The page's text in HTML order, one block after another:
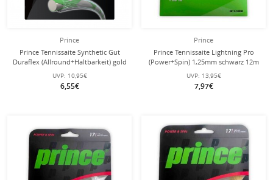
Prince
Prince Tennissaite Synthetic Gut
Duraflex (Allround+Haltbarkeit) gold
12m Set
UVP: 10,95€
6,55€
Prince
Prince Tennissaite Lightning Pro
(Power+Spin) 1,25mm schwarz 12m
Set
UVP: 13,95€
7,97€